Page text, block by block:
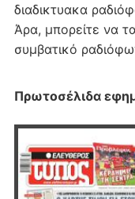
διαδικτυακα
Άρα, μπορείτε να
συμβατικό
Πρωτοσέλιδα